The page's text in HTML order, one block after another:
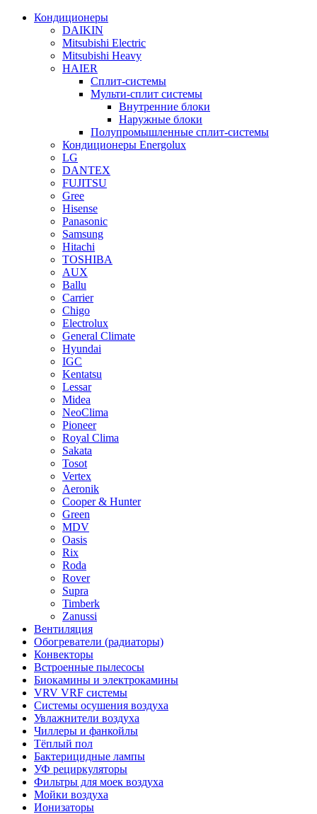
Кондиционеры
DAIKIN
Mitsubishi Electric
Mitsubishi Heavy
HAIER
Сплит-системы
Мульти-сплит системы
Внутренние блоки
Наружные блоки
Полупромышленные сплит-системы
Кондиционеры Energolux
LG
DANTEX
FUJITSU
Gree
Hisense
Panasonic
Samsung
Hitachi
TOSHIBA
AUX
Ballu
Carrier
Chigo
Electrolux
General Climate
Hyundai
IGC
Kentatsu
Lessar
Midea
NeoClima
Pioneer
Royal Clima
Sakata
Tosot
Vertex
Aeronik
Cooper & Hunter
Green
MDV
Oasis
Rix
Roda
Rover
Supra
Timberk
Zanussi
Вентиляция
Обогреватели (радиаторы)
Конвекторы
Встроенные пылесосы
Биокамины и электрокамины
VRV VRF системы
Системы осушения воздуха
Увлажнители воздуха
Чиллеры и фанкойлы
Тёплый пол
Бактерицидные лампы
УФ рециркуляторы
Фильтры для моек воздуха
Мойки воздуха
Ионизаторы